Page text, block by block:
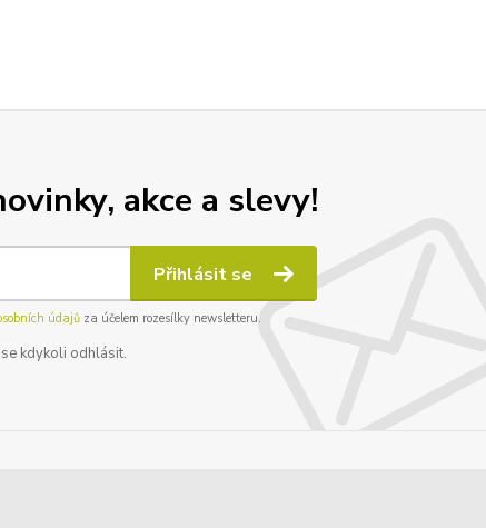
akce a slevy!
Přihlásit se
údajůza účelem rozesílky newsletteru.
kdykoli odhlásit.